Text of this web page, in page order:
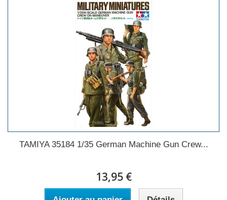
TAMIYA 35184 1/35 German Machine Gun Crew...
13,95 €